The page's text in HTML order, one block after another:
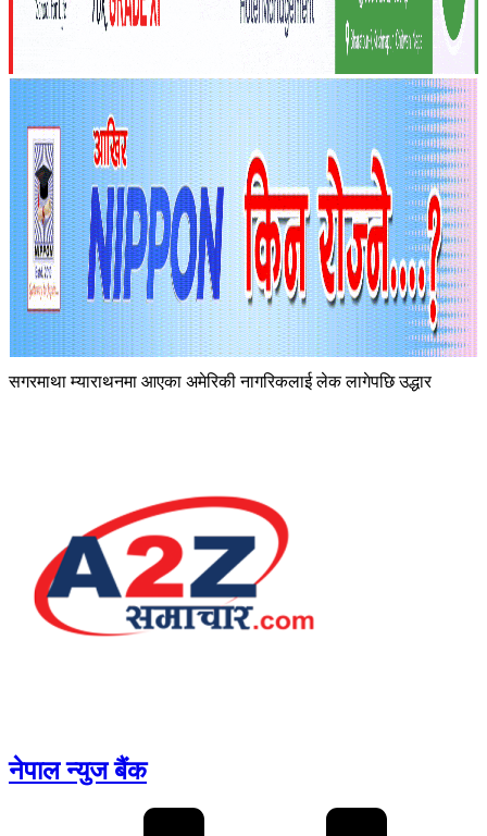
सगरमाथा म्याराथनमा आएका अमेरिकी नागरिकलाई लेक लागेपछि उद्धार
नेपाल न्युज बैंक